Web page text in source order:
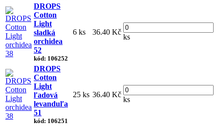
DROPS
Cotton
Light
sladká
orchidea
52
kód: 106252
6 ks 36.40 Kč
ks
DROPS
Cotton
Light
ľadová
levanduľa
51
kód: 106251
25 ks 36.40 Kč
ks